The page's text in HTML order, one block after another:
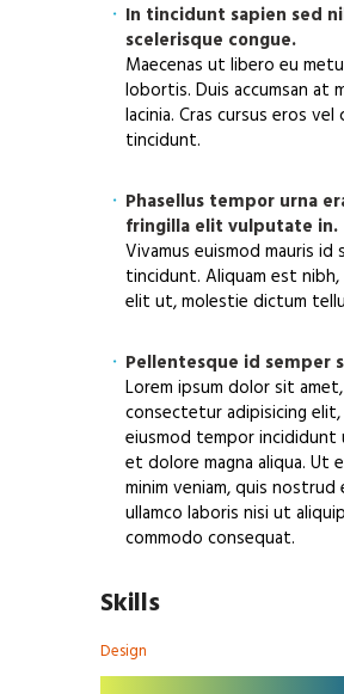
In tincidunt sapien sed
scelerisque congue.
Maecenas ut libero eu
lobortis. Duis accumsan at
lacinia. Cras cursus eros vel
tincidunt.
Phasellus tempor urna
fringilla elit vulputate in.
Vivamus euismod mauris id
tincidunt. Aliquam est
elit ut, molestie dictum
Pellentesque id semper
Lorem ipsum dolor sit amet,
consectetur adipisicing
eiusmod tempor incididunt
et dolore magna aliqua. Ut
minim veniam, quis
ullamco laboris nisi ut
commodo consequat.
Skills
Design